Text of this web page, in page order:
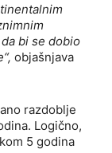
bi se dobio
objašnjava
razdoblje
Logično,
5 godina